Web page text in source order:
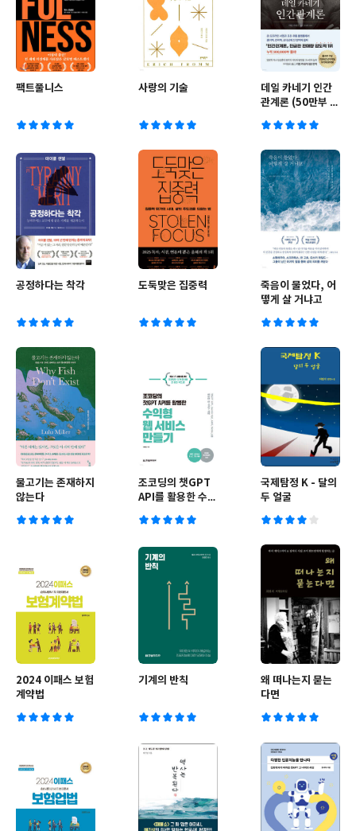
팩트풀니스 사랑의 기술
데일 카네기 인간
관계론 (50만부 돌
역본)
공정하다는 착각 도둑맞은 집중력
죽음이 물었다, 어
떻게 살 거냐고
물고기는 존재하지
않는다
조코딩의 챗GPT
API를 활용한 수익
기
국제탐정 K - 달의
두 얼굴
2024 이패스 보험
계약법
기계의 반칙
왜 떠나는지 묻는
다면